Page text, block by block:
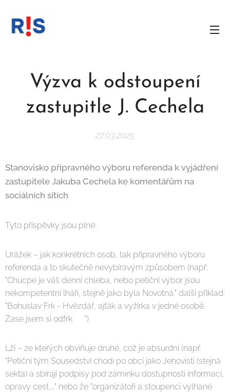
Výzva k odstoupení
zastupitle J. Cechela
27.03.2025
Stanovisko přípravného výboru referenda k vyjádření
zastupitele Jakuba Cechela ke komentářům na
sociálních sítích
Tyto příspěvky jsou plné:
Urážek – jak konkrétních osob, tak přípravného výboru
referenda a to skutečně nevybíravým způsobem (např.
"Chucpe je váš denní chleba, nebo petiční výbor jsou
nekompetentní lháři, stejně jako byla Novotná." další příklad:
"Bohuslav Frk - Hvězdář, ajťák a vyžírka v jedné osobě.
Zase jsem si odfrk 🙂")
Lží – ze kterých obviňuje druhé, což je absurdní (např.
"Petiční tým Sousedství chodí po obci jako Jehovisti (stejná
sekta) a sbírají podpisy pod záminku dostupnosti informací,
opravy cest,…" nebo že "organizátoři a stoupenci vylhané